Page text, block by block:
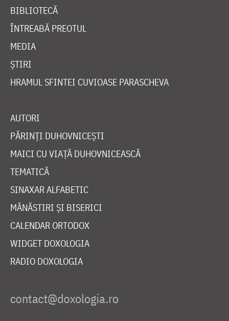
BIBLIOTECĂ
ÎNTREABĂ PREOTUL
MEDIA
ȘTIRI
HRAMUL SFINTEI CUVIOASE PARASCHEVA
AUTORI
PĂRINȚI DUHOVNICEȘTI
MAICI CU VIAȚĂ DUHOVNICEASCĂ
TEMATICĂ
SINAXAR ALFABETIC
MĂNĂSTIRI ȘI BISERICI
CALENDAR ORTODOX
WIDGET DOXOLOGIA
RADIO DOXOLOGIA